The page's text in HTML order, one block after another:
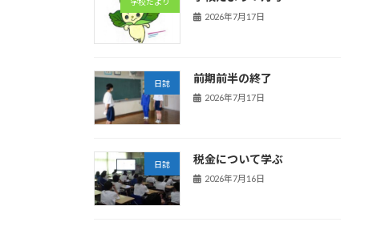
学校だより
2026年7月17日
日誌 前期前半の終了
2026年7月17日
日誌 税金について学ぶ
2026年7月16日